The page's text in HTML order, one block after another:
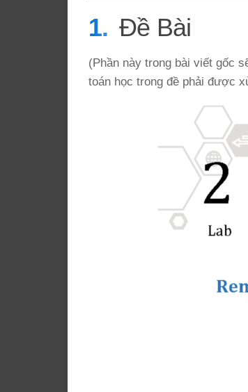
Đề Bài
(Phần này trong bài viết gốc
toán học trong đề phải được